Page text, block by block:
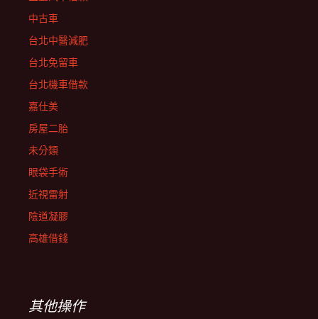
中古車
台北中醫減肥
台北免留車
台北機車借款
嘉仕美
房屋二胎
未分類
眼袋手術
近視雷射
陰道凝膠
高雄借錢
其他操作